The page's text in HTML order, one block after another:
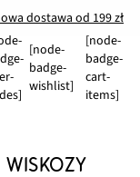
dostawa od 199 zł
[node-
badge-
wishlist]
[node-
badge-
cart-
items]